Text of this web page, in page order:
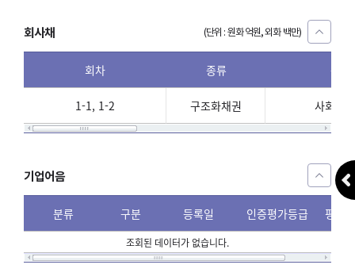
회사채 (단위 : 원화 억원, 외화 백만)
회차 종류 분류
1-1, 1-2 구조화채권 사회적
기업어음
분류 구분 등록일 인증평가등급 평가
조회된 데이터가 없습니다.